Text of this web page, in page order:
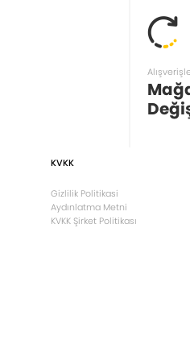
KVKK
Gizlilik Politikasi
Aydınlatma Metni
KVKK Şirket Politikası